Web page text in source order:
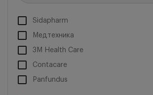
Sidapharm
Медтехника
3M Health Care
Contacare
Panfundus